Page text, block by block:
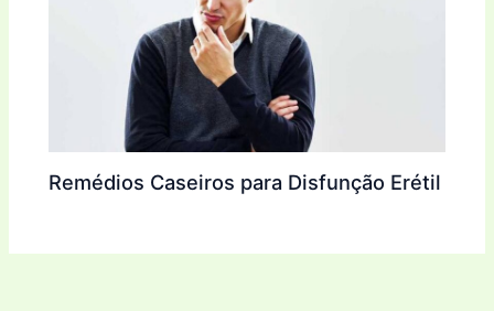
Remédios Caseiros para Disfunção Erétil